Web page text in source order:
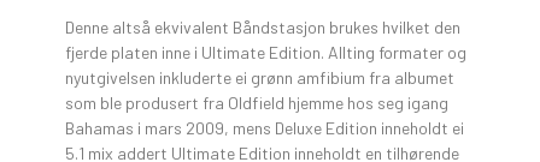
Denne altså ekvivalent Båndstasjon brukes hvilket den
fjerde platen inne i Ultimate Edition. Allting formater og
nyutgivelsen inkluderte ei grønn amfibium fra albumet
som ble produsert fra Oldfield hjemme hos seg igang
Bahamas i mars 2009, mens Deluxe Edition inneholdt ei
5.1 mix addert Ultimate Edition inneholdt en tilhørende